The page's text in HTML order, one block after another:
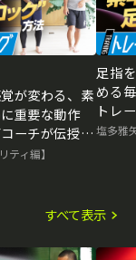
が変わる、素
重要な動作
ーチが伝授す
ための心得
ティ編】
足指
める
トレ
る“素
塩多雅
すべて表示